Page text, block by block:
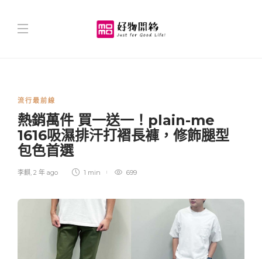
流行最前線
熱銷萬件 買一送一！plain-me
1616吸濕排汗打褶長褲，修飾腿型
包色首選
李麒, 2 年 ago 1 min 699